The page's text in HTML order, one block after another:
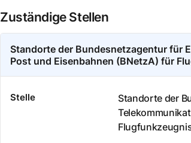
Zuständige Stellen
Standorte der Bundesnetzagentur für
Post und Eisenbahnen (BNetzA) für
Stelle
Standorte der